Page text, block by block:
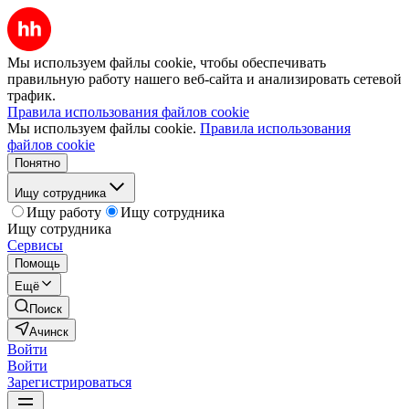
Мы используем файлы cookie, чтобы обеспечивать
правильную работу нашего веб-сайта и анализировать сетевой
трафик.
Правила использования файлов cookie
Мы используем файлы cookie. Правила использования
файлов cookie
Понятно
Ищу сотрудника
Ищу работу
Ищу сотрудника
Ищу сотрудника
Сервисы
Помощь
Ещё
Поиск
Ачинск
Войти
Войти
Зарегистрироваться